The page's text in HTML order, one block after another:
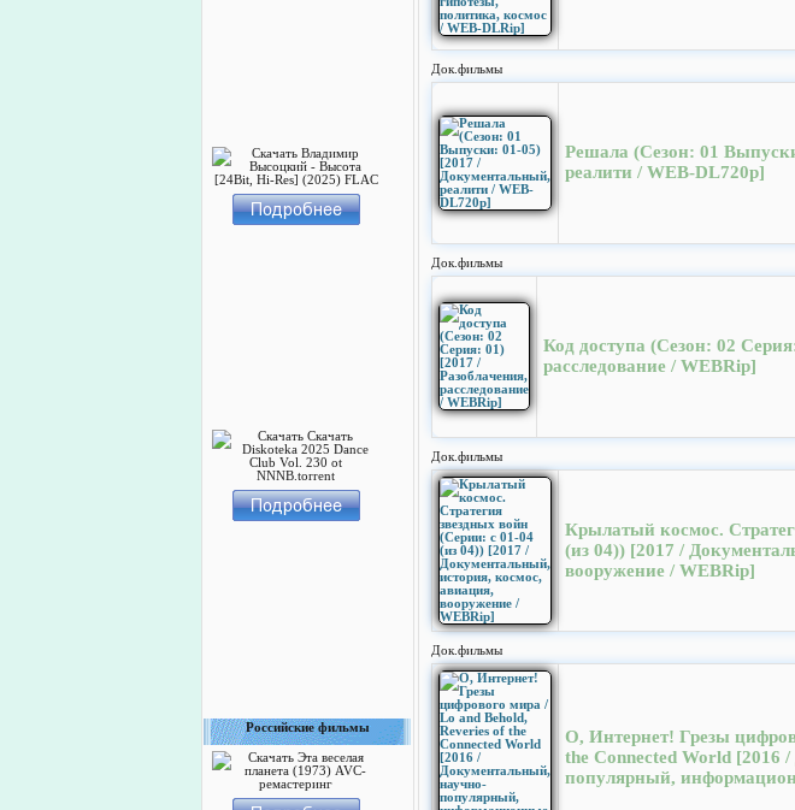
Российские фильмы
Док.фильмы
Решала (Сезон: 01
реалити / WEB-DL720p]
Док.фильмы
Код доступа (Cезон: 02
расследование / WEBRip]
Док.фильмы
Крылатый космос.
(из 04)) [2017 /
вооружение / WEBRip]
Док.фильмы
О, Интернет! Грезы
the Connected World [2016
популярный,